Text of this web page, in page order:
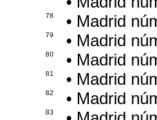
78 • Madrid
79 • Madrid
80 • Madrid
81 • Madrid
82 • Madrid
83